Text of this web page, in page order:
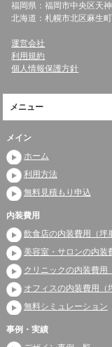
福岡県：福岡市中央区天
北海道：札幌市北区麻生
運営会社
利用規約
個人情報保護方針
メニュー
メイン
ホーム
利用方法
無料見積もり申込
内装費用
飲食店の内装費用（坪
美容室・サロンの内装
クリニックの内装費用
オフィスの内装費用（
無料シミュレーション
事例・実績